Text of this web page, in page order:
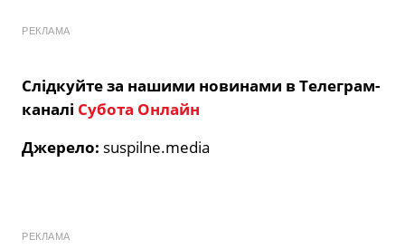
РЕКЛАМА
Слідкуйте за нашими новинами в Телеграм-
каналі Субота Онлайн
Джерело: suspilne.media
РЕКЛАМА